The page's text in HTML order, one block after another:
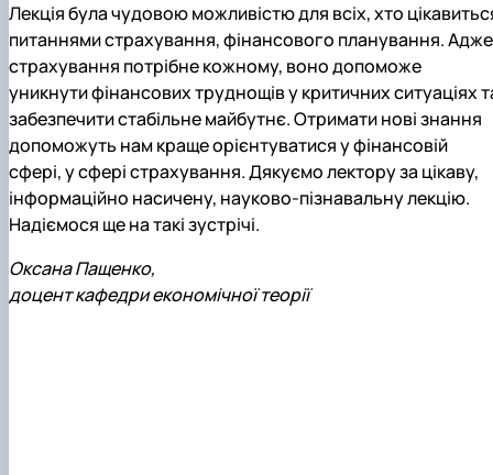
Лекція була чудовою можливістю для всіх, хто
питаннями страхування, фінансового планування. Адже
страхування потрібне кожному, воно допоможе
уникнути фінансових труднощів у критичних ситуаціях
забезпечити стабільне майбутнє. Отримати нові знання
допоможуть нам краще орієнтуватися у фінансовій
сфері, у сфері страхування. Дякуємо лектору за цікаву,
інформаційно насичену, науково-пізнавальну лекцію.
Надіємося ще на такі зустрічі.
Оксана Пащенко,
доцент кафедри економічної теорії